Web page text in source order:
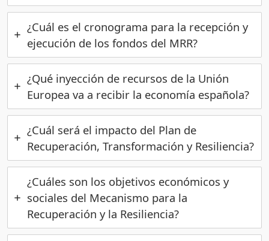
¿Cuál es el cronograma para la recepción y
ejecución de los fondos del MRR?
¿Qué inyección de recursos de la Unión
Europea va a recibir la economía española?
¿Cuál será el impacto del Plan de
Recuperación, Transformación y Resiliencia?
¿Cuáles son los objetivos económicos y
sociales del Mecanismo para la
Recuperación y la Resiliencia?